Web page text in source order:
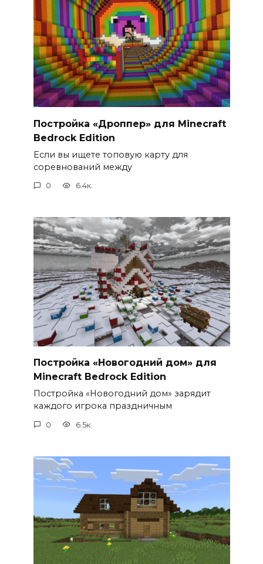
Постройка «Дроппер» для Minecraft
Bedrock Edition
Если вы ищете топовую карту для
соревнований между
0 6.4к.
Постройка «Новогодний дом» для
Minecraft Bedrock Edition
Постройка «Новогодний дом» зарядит
каждого игрока праздничным
0 6.5к.